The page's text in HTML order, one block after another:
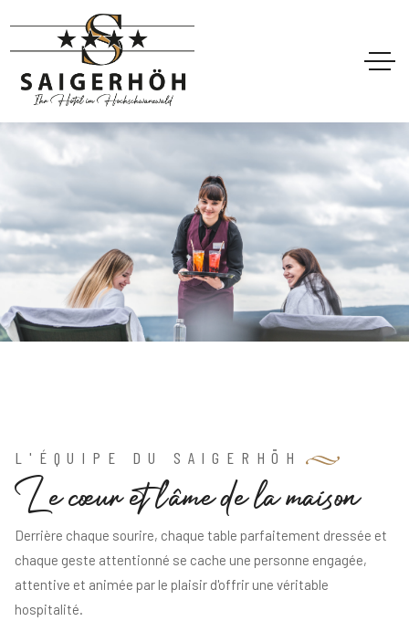
L'ÉQUIPE DU SAIGERHÖH
Lecœuretl'âmedelamaison
Derrière chaque sourire, chaque table parfaitement dressée et
chaque geste attentionné se cache une personne engagée,
attentive et animée par le plaisir d'offrir une véritable
hospitalité.